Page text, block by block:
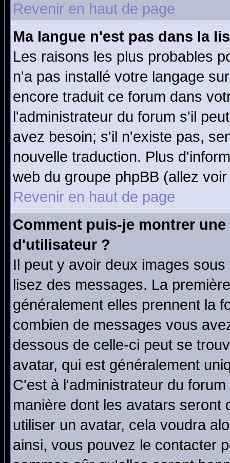
Revenir en haut de page
Ma langue n'est pas dans la
Les raisons les plus probables
n'a pas installé votre langage
encore traduit ce forum dans
l'administrateur du forum s'il
avez besoin; s'il n'existe pas,
nouvelle traduction. Plus
web du groupe phpBB (allez
Revenir en haut de page
Comment puis-je montrer
d'utilisateur ?
Il peut y avoir deux images
lisez des messages. La
généralement elles prennent la
combien de messages vous
dessous de celle-ci peut se
avatar, qui est généralement
C'est à l'administrateur du
manière dont les avatars seront
utiliser un avatar, cela voudra
ainsi, vous pouvez le contacter